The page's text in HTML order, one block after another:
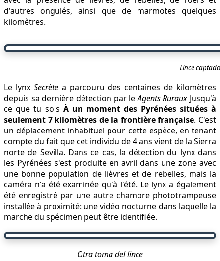
d'autres ongulés, ainsi que de marmotes quelques
kilomètres.
Lince
Le lynx Secrètea parcouru des centaines de kilomètres
depuis sa dernière détection par leAgents Ruraux Jusqu'à
ce que tu sois À un moment des Pyrénées situées à
seulement 7 kilomètres de la frontière française. C'est
un déplacement inhabituel pour cette espèce, en tenant
compte du fait que cet individu de 4 ans vient de la Sierra
norte de Sevilla. Dans ce cas, la détection du lynx dans
les Pyrénées s'est produite en avril dans une zone avec
une bonne population de lièvres et de rebelles, mais la
caméra n'a été examinée qu'à l'été. Le lynx a également
été enregistré par une autre chambre phototrampeuse
installée à proximité: une vidéo nocturne dans laquelle la
marche du spécimen peut être identifiée.
Otra toma del lince